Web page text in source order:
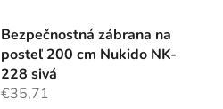
Bezpečnostná zábrana na
posteľ 200 cm Nukido NK-
228 sivá
€35,71